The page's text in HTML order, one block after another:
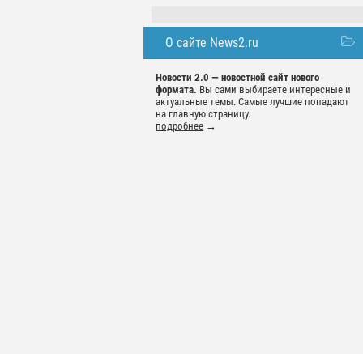
О сайте News2.ru
Новости 2.0 — новостной сайт нового
формата. Вы сами выбираете интересные и
актуальные темы. Самые лучшие попадают
на главную страницу.
подробнее →